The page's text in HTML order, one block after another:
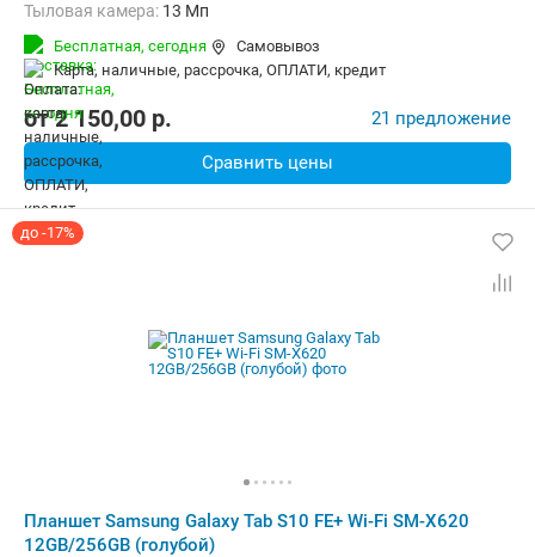
Тыловая камера: 13 Мп
Беспроводная связь:
Комплектация:
Перо (стилус)
Бесплатная, сегодня
Самовывоз
карта, наличные, рассрочка, ОПЛАТИ, кредит
от2 150,00 p. 21 предложение
Сравнить цены
до -17%
Планшет Samsung Galaxy Tab S10 FE+ Wi-Fi SM-X620
12GB/256GB (голубой)